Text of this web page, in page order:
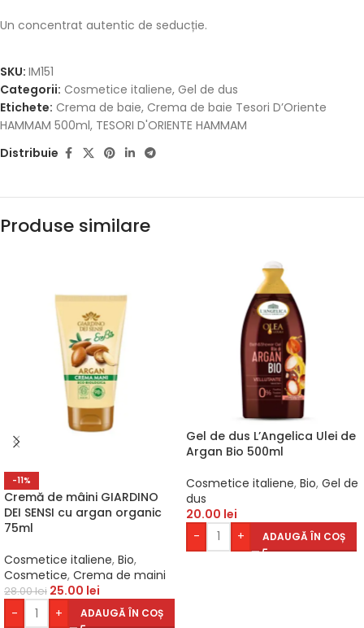
Un concentrat autentic de seducție.
SKU: IM151
Categorii: Cosmetice italiene, Gel de dus
Etichete: Crema de baie, Crema de baie Tesori D’Oriente
HAMMAM 500ml, TESORI D'ORIENTE HAMMAM
Distribuie
Produse similare
-11%
Cremă de mâini GIARDINO
DEI SENSI cu argan organic
75ml
Cosmetice italiene, Bio,
Cosmetice, Crema de maini
28.00lei 25.00 lei
-
+ ADAUGĂ ÎN COȘ
Gel de dus L’Angelica Ulei de
Argan Bio 500ml
Cosmetice italiene, Bio, Gel de
dus
20.00 lei
-
+ ADAUGĂ ÎN COȘ